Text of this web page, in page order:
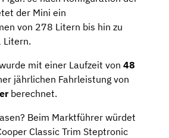
der Mini ein
von 278 Litern bis hin zu
Litern.
mit einer Laufzeit von 48
jährlichen Fahrleistung von
berechnet.
Beim Marktführer würdet
Classic Trim Steptronic